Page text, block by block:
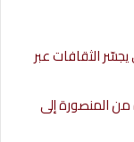
الثقافات عبر
المنصورة إلى